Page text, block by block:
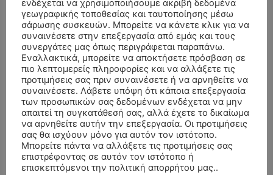
ΣΥΛΛΥΠΗΤΗΡΙΑ ΜΗΝΥΜΑΤΑ
Αλέξανδρος ΣέρβοςεπίΚΗΔΕΙΑ – ΣΑΒΒΑΤΟ 25/7/2026 –
ΧΑΡΑΛΑΜΠΟΣ ΚΑΥΚΙΑΣ ΕΤΩΝ 57
ενδέχεται να χρησιμοποιήσουμε ακριβή δεδομένα
γεωγραφικής τοποθεσίας και ταυτοποίησης μέσω
σάρωσης συσκευών. Μπορείτε να κάνετε κλικ για να
συναινέσετε στην επεξεργασία από εμάς και τους
συνεργάτες μας όπως περιγράφεται παραπάνω.
Εναλλακτικά, μπορείτε να αποκτήσετε πρόσβαση σε
πιο λεπτομερείς πληροφορίες και να αλλάξετε τις
προτιμήσεις σας πριν συναινέσετε ή να αρνηθείτε να
συναινέσετε. Λάβετε υπόψη ότι κάποια επεξεργασία
των προσωπικών σας δεδομένων ενδέχεται να μην
απαιτεί τη συγκατάθεσή σας, αλλά έχετε το δικαίωμα
να αρνηθείτε αυτήν την επεξεργασία. Οι προτιμήσεις
σας θα ισχύουν μόνο για αυτόν τον ιστότοπο.
Μπορείτε πάντα να αλλάξετε τις προτιμήσεις σας
επιστρέφοντας σε αυτόν τον ιστότοπο ή
επισκεπτόμενοι την πολιτική απορρήτου μας..